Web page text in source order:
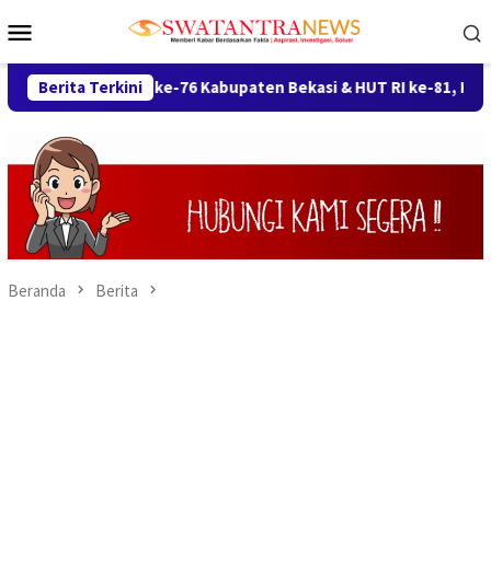
ke
Mobile
Berita Terkini
HUT ke-76 Kabupaten Bekasi & HUT RI ke-81,
Beranda Berita